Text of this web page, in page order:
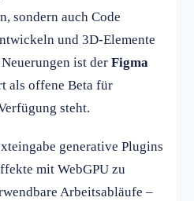
sondern auch Code
und 3D-Elemente
ist der Figma
als offene Beta für
steht.
generative Plugins
mit WebGPU zu
Arbeitsabläufe –